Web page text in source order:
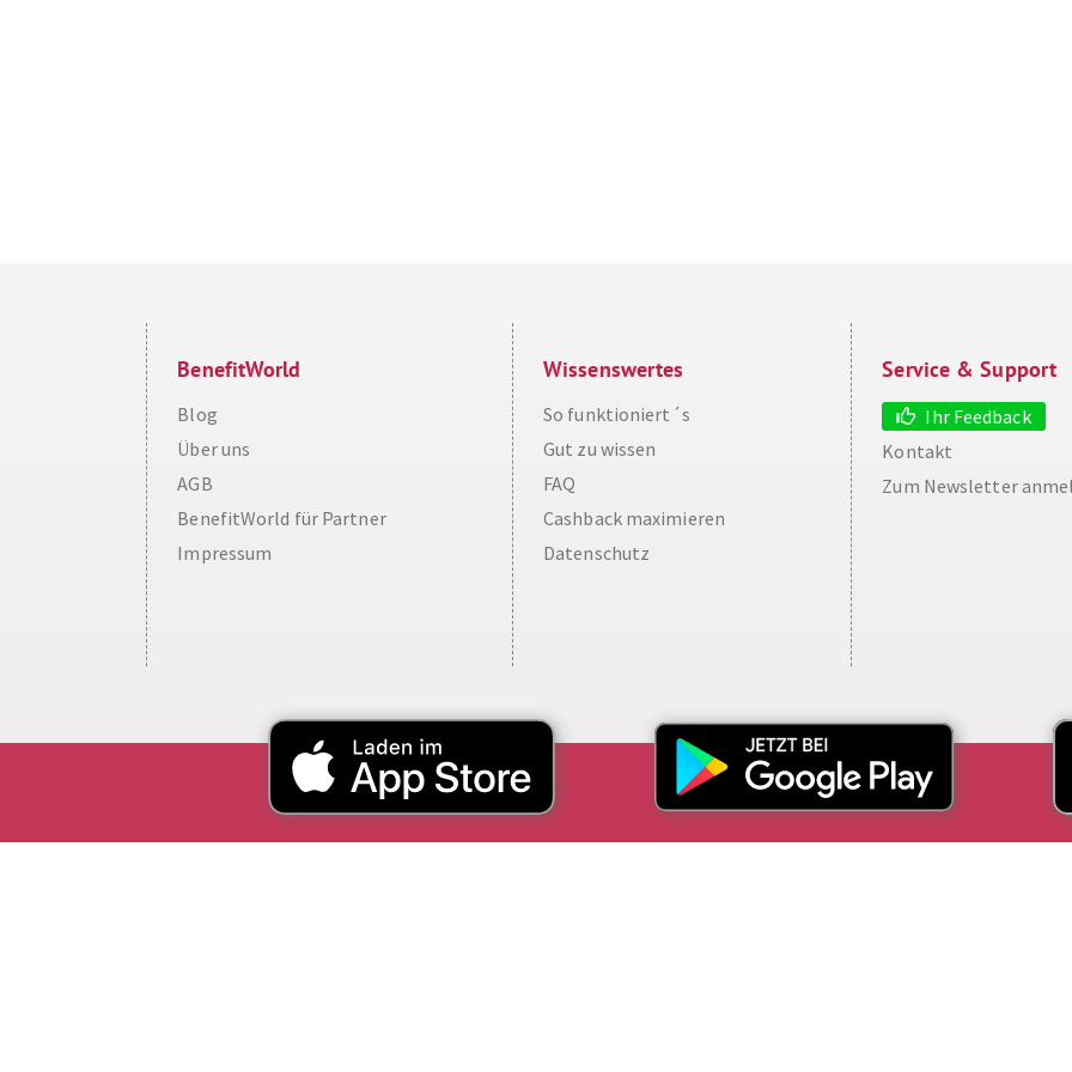
Cookie Consent plugin for the EU cookie law
BenefitWorld
Blog
Über uns
AGB
BenefitWorld für Partner
Impressum
Wissenswertes
So funktioniert´s
Gut zu wissen
FAQ
Cashback maximieren
Datenschutz
Service & Support
Ihr Feedback
Kontakt
Zum Newsletter